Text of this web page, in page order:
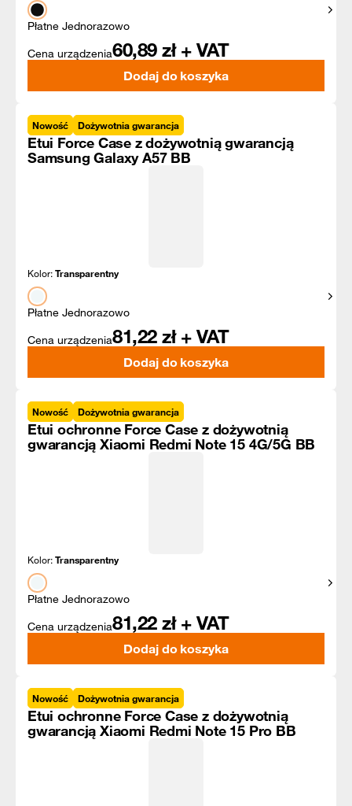
Płatne Jednorazowo
Cena urządzenia60,89 zł + VAT
Dodaj do koszyka
Nowość Dożywotnia gwarancja
Etui Force Case z dożywotnią gwarancją
Samsung Galaxy A57 BB
Kolor:Transparentny
Płatne Jednorazowo
Cena urządzenia81,22 zł + VAT
Dodaj do koszyka
Nowość Dożywotnia gwarancja
Etui ochronne Force Case z dożywotnią
gwarancją Xiaomi Redmi Note 15 4G/5G BB
Kolor:Transparentny
Płatne Jednorazowo
Cena urządzenia81,22 zł + VAT
Dodaj do koszyka
Nowość Dożywotnia gwarancja
Etui ochronne Force Case z dożywotnią
gwarancją Xiaomi Redmi Note 15 Pro BB